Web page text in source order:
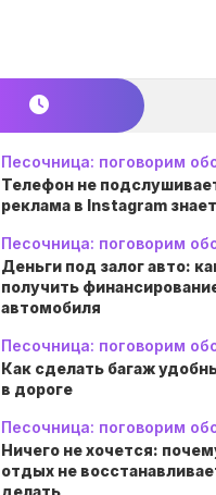
Песочница: поговорим
Телефон не
реклама в Instagram
Песочница: поговорим
Деньги под залог авто:
получить
автомобиля
Песочница: поговорим
Как сделать багаж
в дороге
Песочница: поговорим
Ничего не хочется:
отдых не
делать